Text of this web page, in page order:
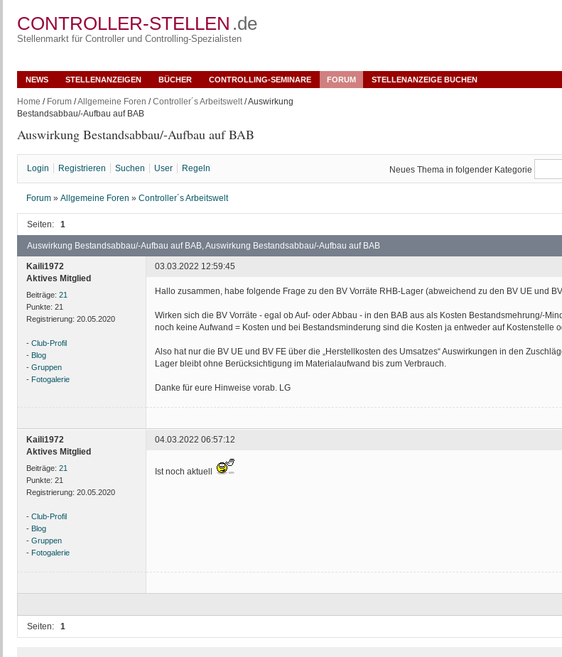
CONTROLLER-STELLEN .de
Stellenmarkt für Controller und Controlling-Spezialisten
NEWS STELLENANZEIGEN BÜCHER CONTROLLING-SEMINARE FORUM STELLENANZEIGE BUCHEN
Home / Forum/Allgemeine Foren /Controller´s Arbeitswelt/ Auswirkung
Bestandsabbau/-Aufbau auf BAB
Auswirkung Bestandsabbau/-Aufbau auf BAB
Login Registrieren Suchen User Regeln Neues Thema in folgender Kategorie
Forum » Allgemeine Foren » Controller´s Arbeitswelt
Seiten: 1
Auswirkung Bestandsabbau/-Aufbau auf BAB, Auswirkung Bestandsabbau/-Aufbau auf BAB
Kaili1972
Aktives Mitglied
Beiträge: 21
Punkte: 21
Registrierung: 20.05.2020
- Club-Profil
- Blog
- Gruppen
- Fotogalerie
03.03.2022 12:59:45
Hallo zusammen, habe folgende Frage zu den BV Vorräte RHB-Lager (abweichend zu den BV UE und
Wirken sich die BV Vorräte - egal ob Auf- oder Abbau - in den BAB aus als Kosten Bestandsmehrung/-
noch keine Aufwand = Kosten und bei Bestandsminderung sind die Kosten ja entweder auf Kostenstelle
Also hat nur die BV UE und BV FE über die „Herstellkosten des Umsatzes“ Auswirkungen in den
Lager bleibt ohne Berücksichtigung im Materialaufwand bis zum Verbrauch.
Danke für eure Hinweise vorab. LG
Kaili1972
Aktives Mitglied
Beiträge: 21
Punkte: 21
Registrierung: 20.05.2020
- Club-Profil
- Blog
- Gruppen
- Fotogalerie
04.03.2022 06:57:12
Ist noch aktuell
Seiten: 1